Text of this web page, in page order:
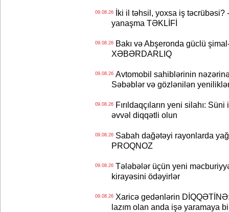
09.08.26İki il təhsil, yoxsa iş təcrübəsi?
yanaşma TƏKLİFİ
09.08.26Bakı və Abşeronda güclü
XƏBƏRDARLIQ
09.08.26Avtomobil sahiblərinin
Səbəblər və gözlənilən
09.08.26Fırıldaqçıların yeni silahı:
əvvəl diqqətli olun
09.08.26Sabah dağətəyi rayonlarda
PROQNOZ
09.08.26Tələbələr üçün yeni
kirayəsini ödəyirlər
09.08.26Xaricə gedənlərin DİQQƏTİNƏ:
lazım olan anda işə yaramaya